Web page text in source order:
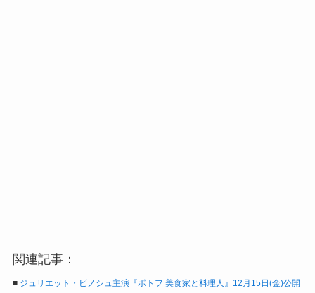
関連記事：
■ ジュリエット・ビノシュ主演『ポトフ 美食家と料理人』12月15日(金)公開